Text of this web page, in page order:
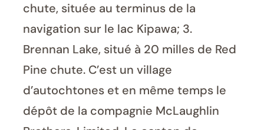
chute, située au terminus de la
navigation sur le lac Kipawa; 3.
Brennan Lake, situé à 20 milles de Red
Pine chute. C’est un village
d’autochtones et en même temps le
dépôt de la compagnie McLaughlin